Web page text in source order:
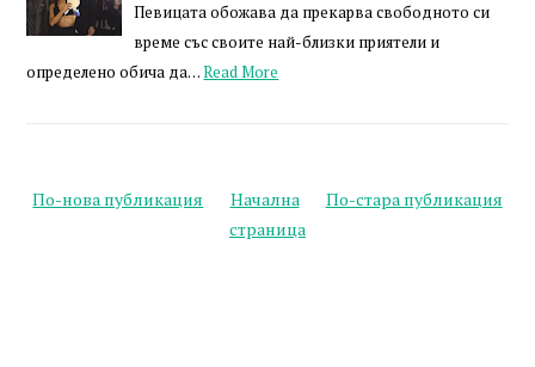
Певицата обожава да прекарва свободното си
време със своите най-близки приятели и
определено обича да…Read More
По-нова публикация По-стара публикация
Начална
страница